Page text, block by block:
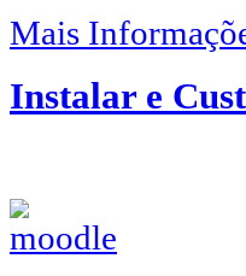
Mais
Instalar e